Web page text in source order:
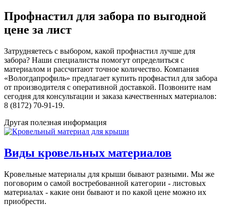
Профнастил для забора по выгодной
цене за лист
Затрудняетесь с выбором, какой профнастил лучше для
забора? Наши специалисты помогут определиться с
материалом и рассчитают точное количество. Компания
«Вологдапрофиль» предлагает купить профнастил для забора
от производителя с оперативной доставкой. Позвоните нам
сегодня для консультации и заказа качественных материалов:
8 (8172) 70-91-19.
Другая полезная информация
Виды кровельных материалов
Кровельные материалы для крыши бывают разными. Мы же
поговорим о самой востребованной категории - листовых
материалах - какие они бывают и по какой цене можно их
приобрести.